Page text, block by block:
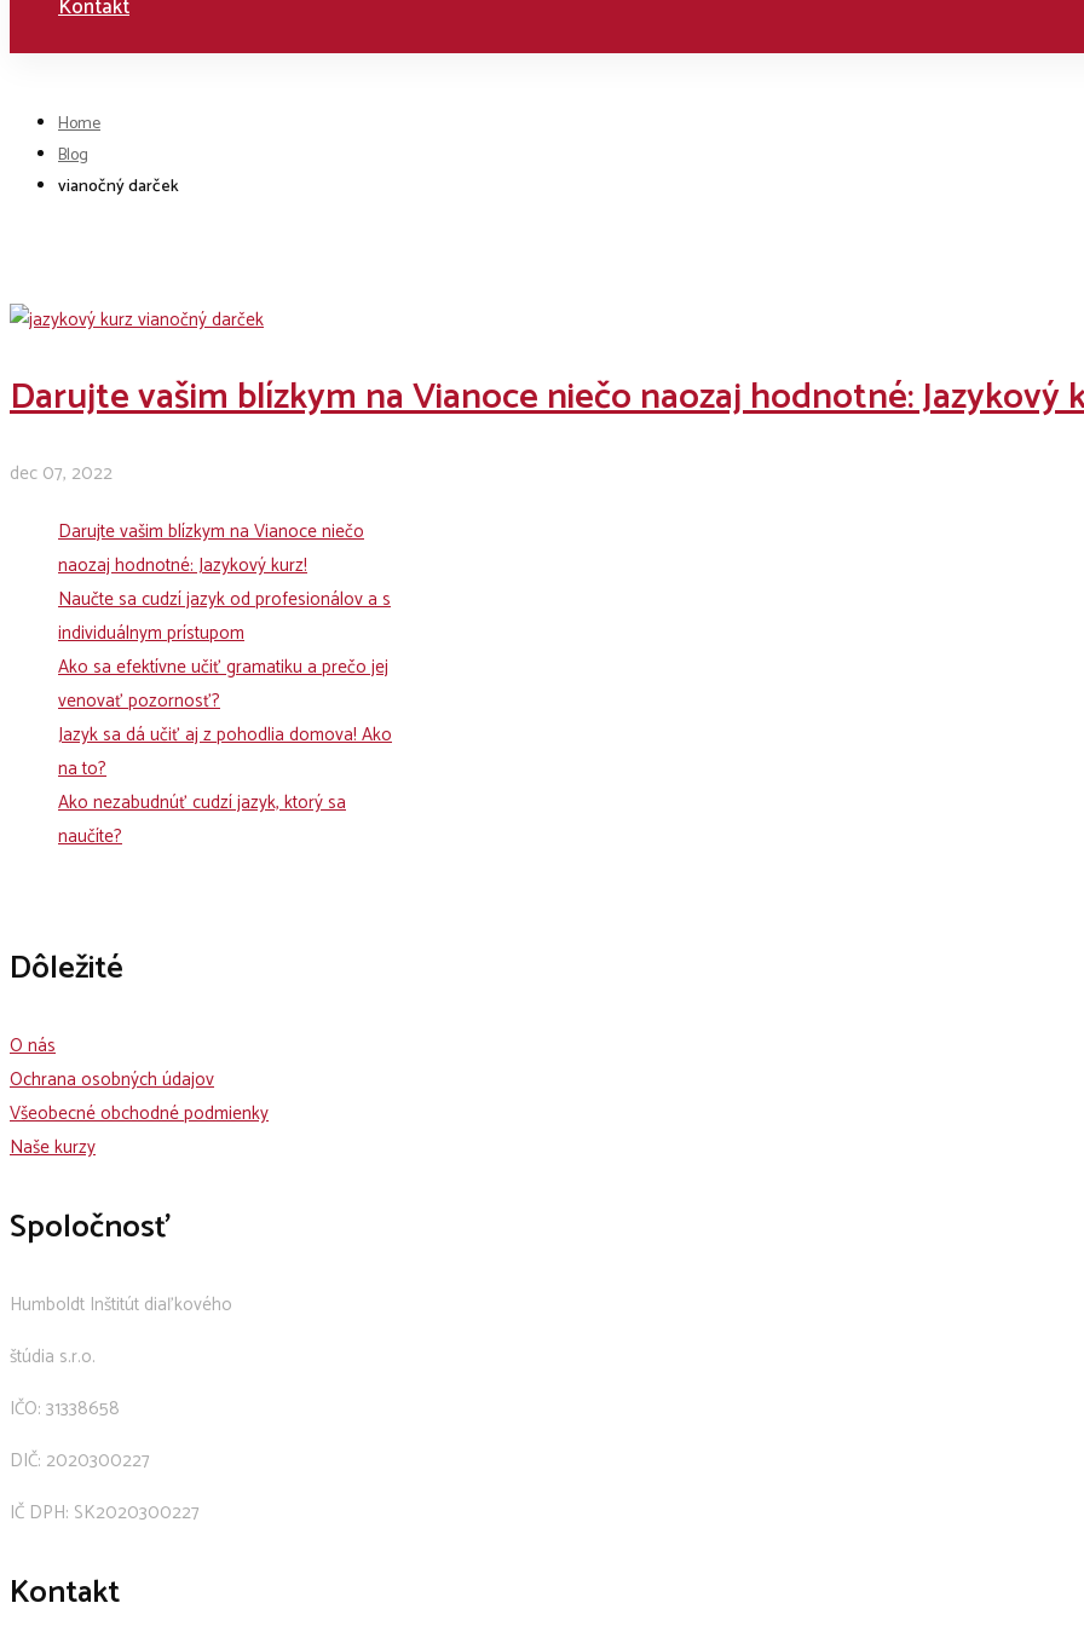
Kontakt
Home
Blog
vianočný darček
Darujte vašim blízkym na Vianoce niečo naozaj hodnotné: Jazykový
dec 07, 2022
Darujte vašim blízkym na Vianoce niečo
naozaj hodnotné: Jazykový kurz!
Naučte sa cudzí jazyk od profesionálov a s
individuálnym prístupom
Ako sa efektívne učiť gramatiku a prečo jej
venovať pozornosť?
Jazyk sa dá učiť aj z pohodlia domova! Ako
na to?
Ako nezabudnúť cudzí jazyk, ktorý sa
naučíte?
Dôležité
O nás
Ochrana osobných údajov
Všeobecné obchodné podmienky
Naše kurzy
Spoločnosť
Humboldt Inštitút diaľkového
štúdia s.r.o.
IČO: 31338658
DIČ: 2020300227
IČ DPH: SK2020300227
Kontakt